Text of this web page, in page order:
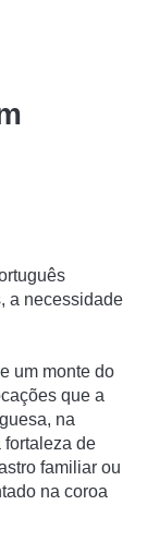
a necessidade
um monte do
que a
na
fortaleza de
familiar ou
na coroa